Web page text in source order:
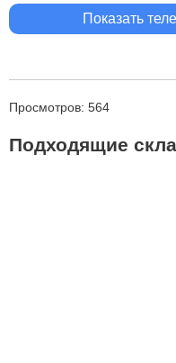
Показать
Просмотров: 564
Подходящие